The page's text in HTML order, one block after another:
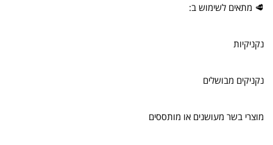
🥩 מתאים לשימוש ב:
נקניקיות
נקניקים מבושלים
מוצרי בשר מעושנים או מותססים